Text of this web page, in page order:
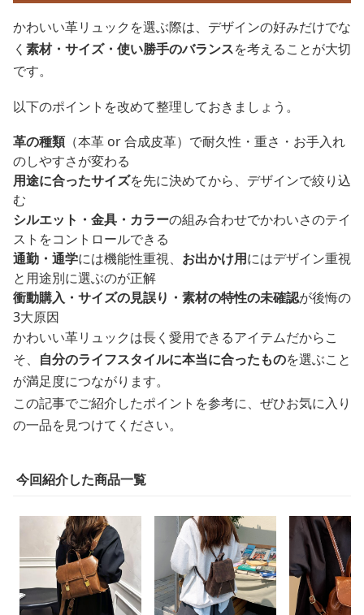
かわいい革リュックを選ぶ際は、デザインの好みだけでな
く 素材・サイズ・使い勝手のバランスを考えることが大切
です。
以下のポイントを改めて整理しておきましょう。
革の種類（本革 or 合成皮革）で耐久性・重さ・お手入れ
のしやすさが変わる
用途に合ったサイズを先に決めてから、デザインで絞り込
む
シルエット・金具・カラーの組み合わせでかわいさのテイ
ストをコントロールできる
通勤・通学には機能性重視、 お出かけ用にはデザイン重視
と用途別に選ぶのが正解
衝動購入・サイズの見誤り・素材の特性の未確認が後悔の
3大原因
かわいい革リュックは長く愛用できるアイテムだからこ
そ、 自分のライフスタイルに本当に合ったものを選ぶこと
が満足度につながります。
この記事でご紹介したポイントを参考に、ぜひお気に入り
の一品を見つけてください。
今回紹介した商品一覧